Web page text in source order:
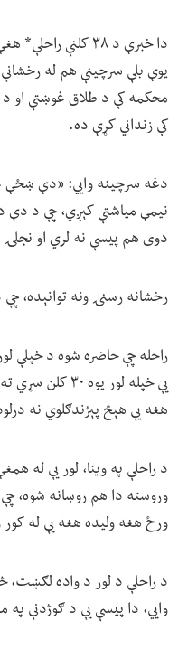
دا خبرې د ۳۸ کلنې راحلې* هغې نجلۍ د مور چې د طالبانو په زندان کې ده، د کیسې یوه برخه ده.
یوې بلې سرچینې هم له رخشانې
محکمه کې د طلاق غوښتې او د
کې زنداني کړې ده.
دغه سرچینه وايي: «دې ښځې
نیمې میاشتې کېږي، چې د دې
دوی هم پیسې نه لري او نجلۍ
رخشانه رسنۍ ونه توانېده،
راحله چې حاضره شوه د خپلې
یې خپله لور
هغه یې هېڅ پېژندګلوي نه
د راحلې په وینا، لور یې له
وروسته دا هم روښانه شوه،
ورځ هغه ولیده هغه یې له
د راحلې د لور د واده لګښت،
وايي، دا پيسې یې د ګوژدنې په